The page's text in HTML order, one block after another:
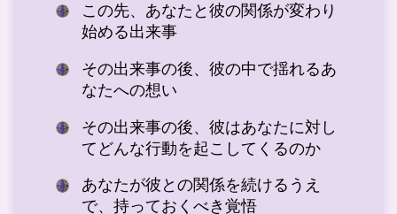
この先、あなたと彼の関係が変わり
始める出来事
その出来事の後、彼の中で揺れるあ
なたへの想い
その出来事の後、彼はあなたに対し
てどんな行動を起こしてくるのか
あなたが彼との関係を続けるうえ
で、持っておくべき覚悟